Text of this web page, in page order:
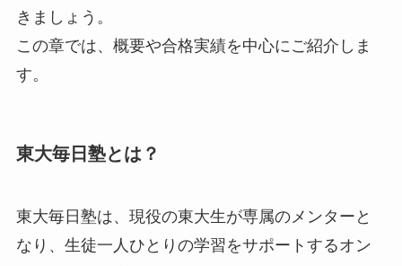
きましょう。
この章では、概要や合格実績を中心にご紹介しま
す。
東大毎日塾とは？
東大毎日塾は、現役の東大生が専属のメンターと
なり、生徒一人ひとりの学習をサポートするオン